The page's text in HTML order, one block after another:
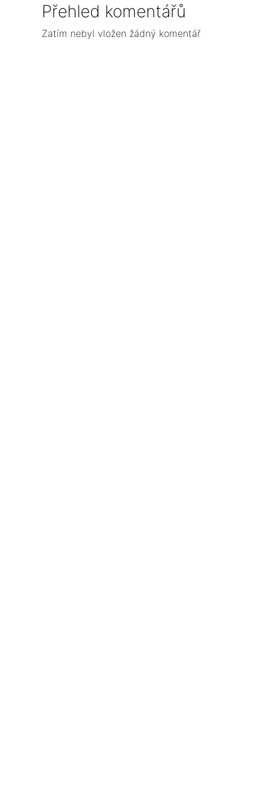
Přehled komentářů
Zatím nebyl vložen žádný komentář